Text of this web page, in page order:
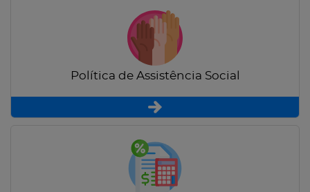
Política de Assistência Social